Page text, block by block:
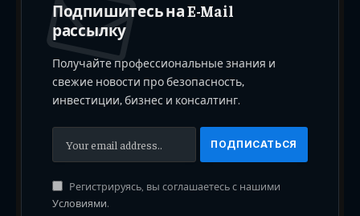
Подпишитесь на E-Mail
рассылку
Получайте профессиональные знания и
свежие новости про безопасность,
инвестиции, бизнес и консалтинг.
Регистрируясь, вы соглашаетесь с нашими
Условиями.